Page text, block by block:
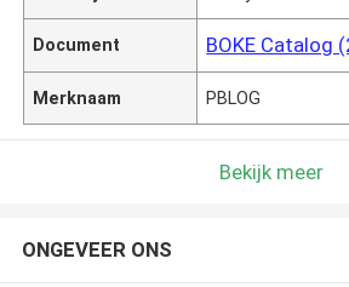
Document BOKE Catalog
Merknaam PBLOG
Bekijk meer
ONGEVEER ONS